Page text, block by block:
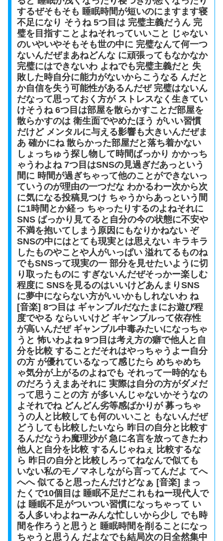
するぜそもそも 睡眠時間が短いのにますます寝
不足になり そうね 5つ目は 完璧主義だうん 完
璧を目指すことよねそれっていいこと じゃない
のいやいやそもそも世の中に 完璧なんて何一つ
ないんだぜまあねどんな に頑張ってもなかなか
完璧にはできないわ よねでも完璧主義だと 失
敗した時自分に能力がないからこうなる んだと
か自信を失う可能性があるんだぜ 完璧はないん
だなって思っておく方が ストレスなく生きてい
けそうね 6つ目は部屋を散らかすことだ部屋を
散らかすのは 衛生面でやめたほう がいい習慣
だけど メンタルに与える影響も大きいんだぜま
あ 確かにね 散らかった部屋だと落ち着かない
しょっちゅう探し物して時間ばっかり かかっち
ゃうわよね 7つ目はSNSの見過ぎだあっという
間に 時間が過ぎちゃって他のことができないっ
ていうのが理由の一つだな わかるわー次から次
に気になる投稿見つけ ちゃうからあっという間
に1時間とか経っ ちゃったりするのよねそれに
SNS ばっかり見てると自分の今の状態に不安や
不満を抱いてしまう原因にもなりかねない ぞ
SNSの中にはとても現実とは思えない キラキラ
したものやことや人がいっぱい 溢れてるものね
でもSNSって現実の一 部分を見せたいように切
り取ったものに すぎないんだぜそっかー楽しむ
程度に SNSを見るのはいいけどあんまりSNS
に夢中にならない方がいいかもしれないわ ね
[音楽] 8つ目は ギャンブルだなたまにお遊び程
度でやる ならいいけど ギャンブルって依存性
が高いんだぜ ギャンブル中毒みたいになっちゃ
うと 怖いわよね 9つ目は考え方の癖で他人と自
分を比較 することだそれはやっちゃうよー自分
の方 が優れているなって感じたら めちゃめち
ゃ気分が上がるのよねでも それって一時的なも
のだろうえまあそれに 実際は自分の方がダメだ
って思うことの方 が多いんじゃないかそうなの
よそれでね どんどん劣等感ばかりが 募っちゃ
うの人と比較しても何のいいこと もないんだぜ
どうしても比較したいなら 昨日の自分と比較す
るんだなうわ魔理沙が 急に名言を放ってきたわ
他人と自分を比較 するんじゃねぇ 比較するな
ら 昨日の自分と比較しろってねなんで似ても
いない私のモノマネしながら言ってんだよ てへ
へへ 似てると思ったんだけどなぁ [音楽] まっ
たくで10個目は 睡眠不足だこれもねー現代人で
は 睡眠不足がついつい習慣になっちゃって い
る人多いわよねーみんな忙しいから少し でも時
間を作ろうと思うと 睡眠時間を削ることになっ
ちゃうと思うん だよなでも結局次の日全然集中